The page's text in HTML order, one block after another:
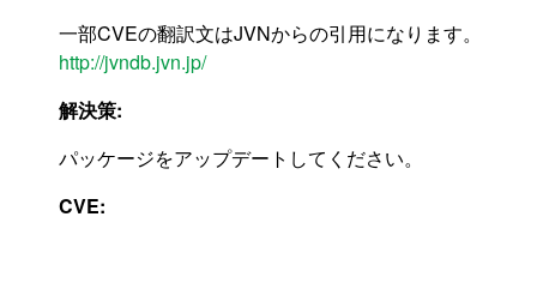
一部CVEの翻訳文はJVNからの引用になります。
http://jvndb.jvn.jp/
解決策:
パッケージをアップデートしてください。
CVE: